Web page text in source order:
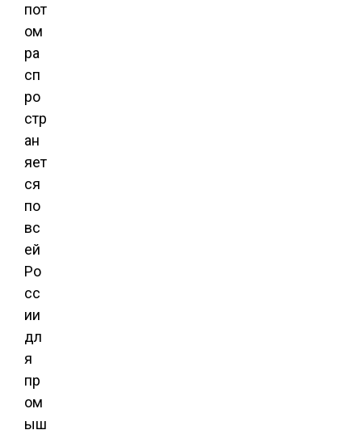
пот
ом
ра
сп
ро
стр
ан
яет
ся
по
вс
ей
Ро
сс
ии
дл
я
пр
ом
ыш